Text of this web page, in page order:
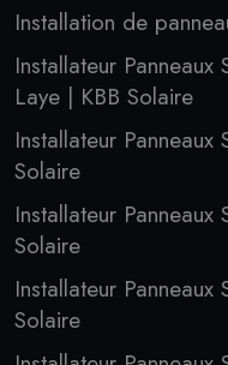
Installation de
Installateur
Laye | KBB Solaire
Installateur
Solaire
Installateur
Solaire
Installateur
Solaire